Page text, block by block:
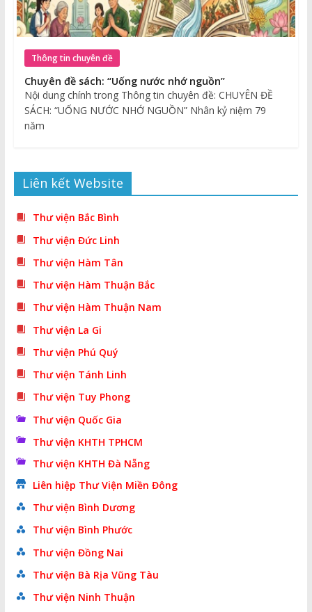
Thông tin chuyên đề
Chuyên đề sách: “Uống nước nhớ nguồn”
Nội dung chính trong Thông tin chuyên đề: CHUYÊN ĐỀ
SÁCH: “UỐNG NƯỚC NHỚ NGUỒN” Nhân kỷ niệm 79
năm
Liên kết Website
Thư viện Bắc Bình
Thư viện Đức Linh
Thư viện Hàm Tân
Thư viện Hàm Thuận Bắc
Thư viện Hàm Thuận Nam
Thư viện La Gi
Thư viện Phú Quý
Thư viện Tánh Linh
Thư viện Tuy Phong
Thư viện Quốc Gia
Thư viện KHTH TPHCM
Thư viện KHTH Đà Nẵng
Liên hiệp Thư Viện Miền Đông
Thư viện Bình Dương
Thư viện Bình Phước
Thư viện Đồng Nai
Thư viện Bà Rịa Vũng Tàu
Thư viện Ninh Thuận